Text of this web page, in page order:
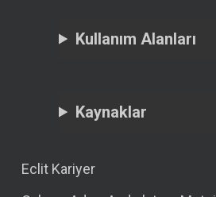
Kullanım Alanları
Kaynaklar
Eclit Kariyer